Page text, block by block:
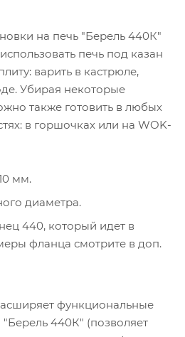
на печь "Берель 440К"
печь под казан
варить в кастрюле,
Убирая некоторые
также готовить в любых
в горшочках или на WOK-
мм.
диаметра.
440, который идет в
фланца смотрите в доп.
функциональные
440К" (позволяет